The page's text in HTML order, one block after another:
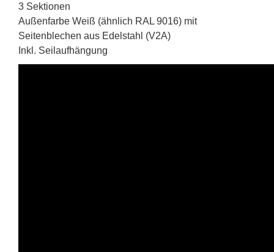
3 Sektionen
Außenfarbe Weiß (ähnlich RAL 9016) mit
Seitenblechen aus Edelstahl (V2A)
Inkl. Seilaufhängung